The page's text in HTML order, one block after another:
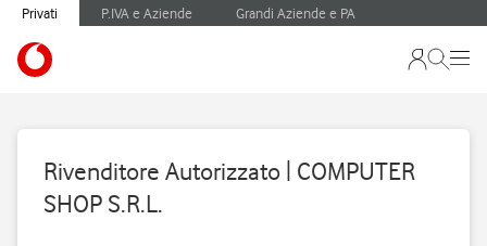
Privati P.IVA e Aziende Grandi Aziende e PA
Rivenditore Autorizzato | COMPUTER
SHOP S.R.L.